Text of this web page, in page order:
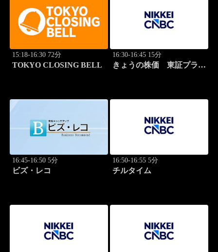
15:18-16:30 72分
TOKYO CLOSING BELL
16:30-16:45 15分
きょうの株価 東証プライ
16:45-16:50 5分
ビズ・レコ
16:50-16:55 5分
チルタイム